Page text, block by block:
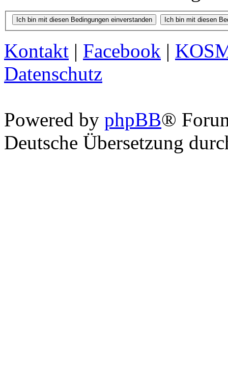
Kontakt | Facebook |
Datenschutz
Powered by phpBB®
Deutsche Übersetzung